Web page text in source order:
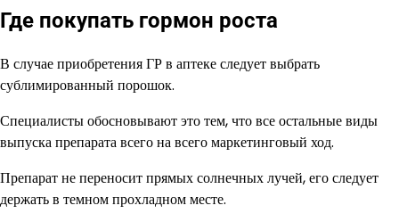
Где покупать гормон роста
В случае приобретения ГР в аптеке следует выбрать
сублимированный порошок.
Специалисты обосновывают это тем, что все остальные виды
выпуска препарата всего на всего маркетинговый ход.
Препарат не переносит прямых солнечных лучей, его следует
держать в темном прохладном месте.